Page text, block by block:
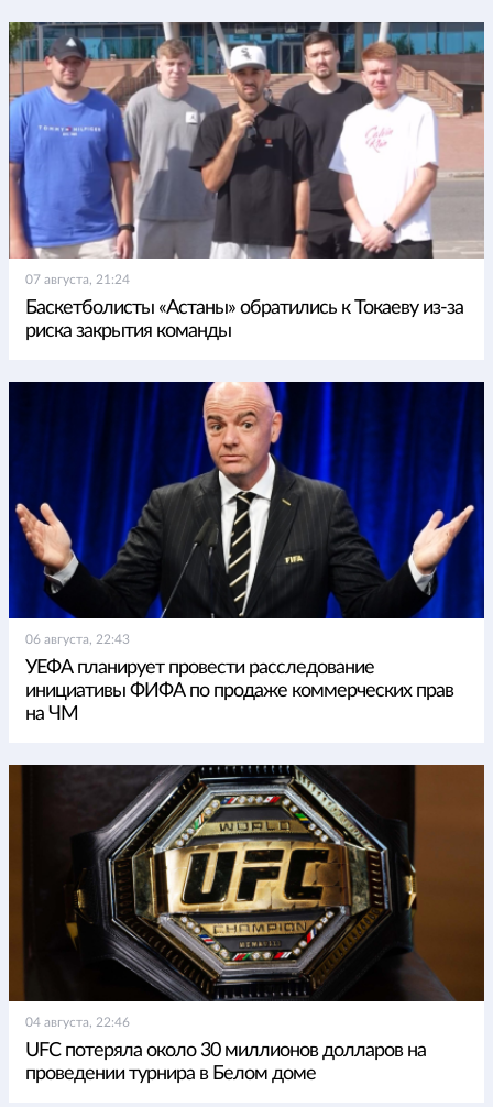
07 августа, 21:24
Баскетболисты «Астаны» обратились к Токаеву из-за
риска закрытия команды
06 августа, 22:43
УЕФА планирует провести расследование
инициативы ФИФА по продаже коммерческих прав
на ЧМ
04 августа, 22:46
UFC потеряла около 30 миллионов долларов на
проведении турнира в Белом доме